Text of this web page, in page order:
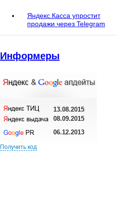
Яндекс.Касса упростит
продажи через Telegram
Информеры
13.08.2015
08.09.2015
06.12.2013
Получить код